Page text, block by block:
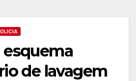
esquema
de lavagem